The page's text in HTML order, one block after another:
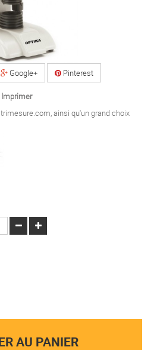
Google+ Pinterest
Imprimer
ainsi qu'un grand choix
AU PANIER